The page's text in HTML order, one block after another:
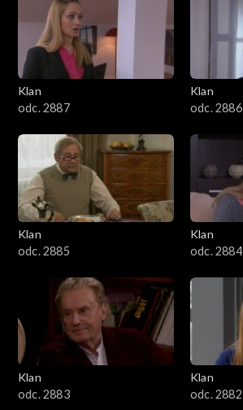
2501–2600
2401–2500
2301–2400
2201–2300
2101–2200
2001–2100
1901–2000
1801–1900
1701–1800
1601–1700
Klan
odc. 2887
Klan
odc. 2886
Klan
odc. 2885
Klan
odc. 2884
Klan
odc. 2883
Klan
odc. 2882